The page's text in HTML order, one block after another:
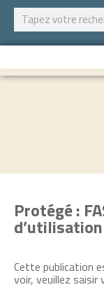
Protégé :
Cette publication
voir, veuillez